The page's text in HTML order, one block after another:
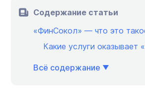
Содержание статьи
«ФинСокол» — что это
Какие услуги оказывает
Всё содержание